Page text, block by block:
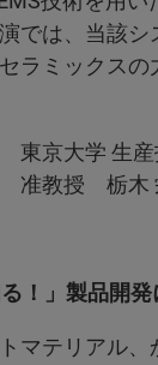
では、当該
ラミックス
術
栄
！」製品開
マテリアル